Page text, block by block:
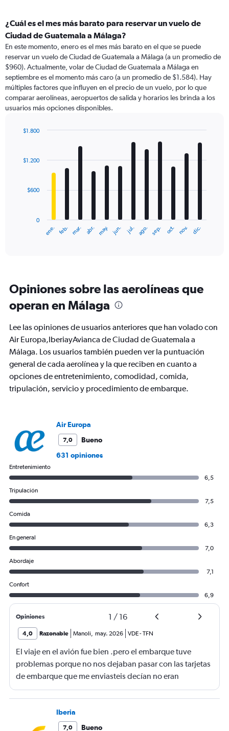
¿Cuál es el mes más barato para reservar un vuelo de
Ciudad de Guatemala a Málaga?
En este momento, enero es el mes más barato en el que se puede
reservar un vuelo de Ciudad de Guatemala a Málaga (a un promedio de
$960). Actualmente, volar de Ciudad de Guatemala a Málaga en
septiembre es el momento más caro (a un promedio de $1.584). Hay
múltiples factores que influyen en el precio de un vuelo, por lo que
comparar aerolíneas, aeropuertos de salida y horarios les brinda a los
usuarios más opciones disponibles.
with
12
The
categories.
chart
1
Y
axis
displaying
values.
Range:
0
ene. feb. mar. abr. may. jun. jul. ago. sep. oct. nov. dic.
0
$600
$1.200
$1.800
Opiniones sobre las aerolíneas que
operan en Málaga
Lee las opiniones de usuarios anteriores que han volado con
Air Europa,IberiayAvianca de Ciudad de Guatemala a
Málaga. Los usuarios también pueden ver la puntuación
general de cada aerolínea y la que reciben en cuanto a
opciones de entretenimiento, comodidad, comida,
tripulación, servicio y procedimiento de embarque.
Air Europa
7,0
Bueno
631 opiniones
Entretenimiento
6,5
Tripulación
7,5
Comida
6,3
En general
7,0
Abordaje
7,1
Confort
6,9
Opiniones 1 / 16
4,0 Razonable Manoli, may. 2026 VDE-TFN
El viaje en el avión fue bien .pero el embarque tuve
problemas porque no nos dejaban pasar con las tarjetas
de embarque que me enviasteis decían no eran
completas nonponia vuelo y querían los billetes y yo no
los tenía casi perdemos el vuelo.suerte de una chica que
nos dejó pasar
Iberia
7,0 Bueno